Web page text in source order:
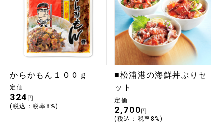
からかもん１００ｇ
定価
324 円
(税込：税率8%)
■松浦港の海鮮丼ぶりセ
ット
定価
2,700 円
(税込：税率8%)